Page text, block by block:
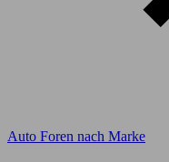
Auto Foren nach Marke